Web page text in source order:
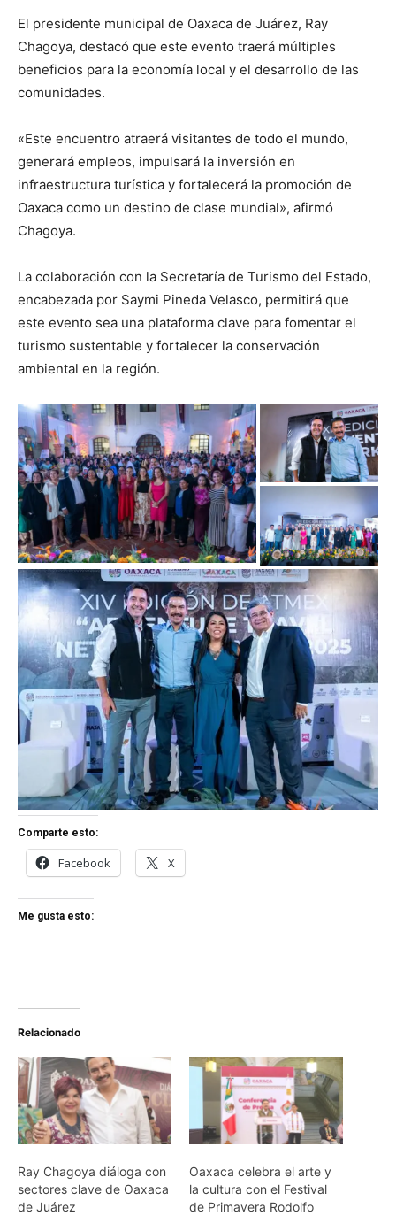
El presidente municipal de Oaxaca de Juárez, Ray
Chagoya, destacó que este evento traerá múltiples
beneficios para la economía local y el desarrollo de las
comunidades.
«Este encuentro atraerá visitantes de todo el mundo,
generará empleos, impulsará la inversión en
infraestructura turística y fortalecerá la promoción de
Oaxaca como un destino de clase mundial», afirmó
Chagoya.
La colaboración con la Secretaría de Turismo del Estado,
encabezada por Saymi Pineda Velasco, permitirá que
este evento sea una plataforma clave para fomentar el
turismo sustentable y fortalecer la conservación
ambiental en la región.
Comparte esto:
Facebook X
Me gusta esto:
Relacionado
Ray Chagoya diáloga con
sectores clave de Oaxaca
de Juárez
Oaxaca celebra el arte y
la cultura con el Festival
de Primavera Rodolfo